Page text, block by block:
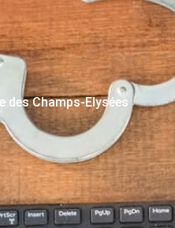
des Champs-Elysées